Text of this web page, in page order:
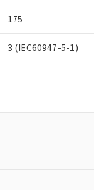
175
3 (IEC60947-5-1)